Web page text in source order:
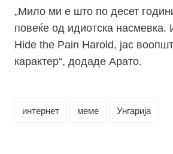
„Мило ми е што по десет
повеќе од идиотска насмевка.
Hide the Pain Harold, јас
карактер“, додаде Арато.
интернет меме Унгарија